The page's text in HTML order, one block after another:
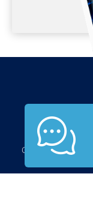
Copyright © 2023